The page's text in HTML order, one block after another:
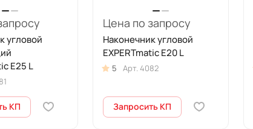
угловой
E25 L
КП
Цена по запросу
Наконечник угловой
EXPERTmatic E20 L
5 Арт. 4082
Запросить КП